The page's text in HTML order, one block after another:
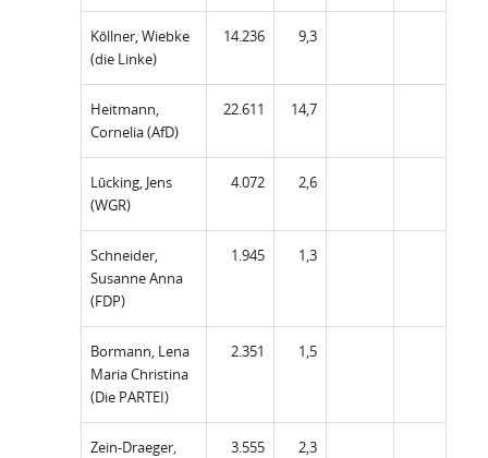
Köllner, Wiebke
(die Linke)
14.236 9,3
Heitmann,
Cornelia (AfD)
22.611 14,7
Lücking, Jens
(WGR)
4.072 2,6
Schneider,
Susanne Anna
(FDP)
1.945 1,3
Bormann, Lena
Maria Christina
(Die PARTEI)
2.351 1,5
Zein-Draeger,
3.555 2,3